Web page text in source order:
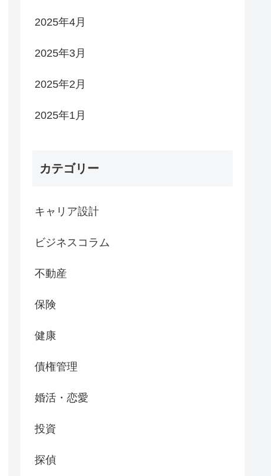
2025年4月
2025年3月
2025年2月
2025年1月
カテゴリー
キャリア設計
ビジネスコラム
不動産
保険
健康
債権管理
婚活・恋愛
投資
探偵